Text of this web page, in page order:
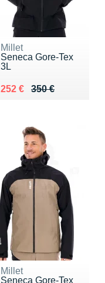
Millet
Seneca Gore-Tex
3L
350 €
Au lieu de 350 €
252 €
Vendu 252 €
Millet
Seneca Gore-Tex